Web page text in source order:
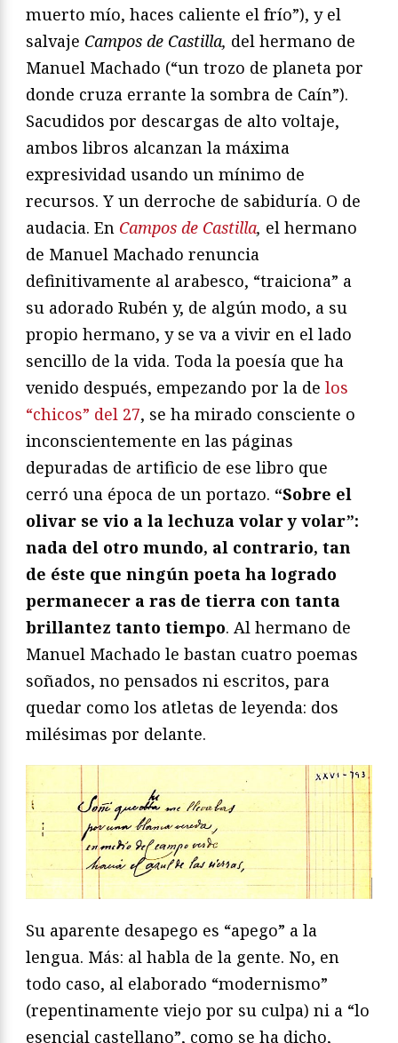
muerto mío, haces caliente el frío”), y el
salvaje Campos de Castilla, del hermano de
Manuel Machado (“un trozo de planeta por
donde cruza errante la sombra de Caín”).
Sacudidos por descargas de alto voltaje,
ambos libros alcanzan la máxima
expresividad usando un mínimo de
recursos. Y un derroche de sabiduría. O de
audacia. En Campos de Castilla, el hermano
de Manuel Machado renuncia
definitivamente al arabesco, “traiciona” a
su adorado Rubén y, de algún modo, a su
propio hermano, y se va a vivir en el lado
sencillo de la vida. Toda la poesía que ha
venido después, empezando por la de los
“chicos” del 27, se ha mirado consciente o
inconscientemente en las páginas
depuradas de artificio de ese libro que
cerró una época de un portazo. “Sobre el
olivar se vio a la lechuza volar y volar”:
nada del otro mundo, al contrario, tan
de éste que ningún poeta ha logrado
permanecer a ras de tierra con tanta
brillantez tanto tiempo. Al hermano de
Manuel Machado le bastan cuatro poemas
soñados, no pensados ni escritos, para
quedar como los atletas de leyenda: dos
milésimas por delante.
Su aparente desapego es “apego” a la
lengua. Más: al habla de la gente. No, en
todo caso, al elaborado “modernismo”
(repentinamente viejo por su culpa) ni a “lo
esencial castellano”, como se ha dicho,